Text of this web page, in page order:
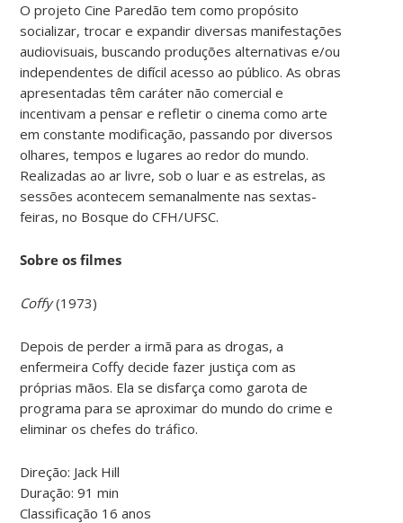
O projeto Cine Paredão tem como propósito
socializar, trocar e expandir diversas manifestações
audiovisuais, buscando produções alternativas e/ou
independentes de difícil acesso ao público. As obras
apresentadas têm caráter não comercial e
incentivam a pensar e refletir o cinema como arte
em constante modificação, passando por diversos
olhares, tempos e lugares ao redor do mundo.
Realizadas ao ar livre, sob o luar e as estrelas, as
sessões acontecem semanalmente nas sextas-
feiras, no Bosque do CFH/UFSC.
Sobre os filmes
Coffy(1973)
Depois de perder a irmã para as drogas, a
enfermeira Coffy decide fazer justiça com as
próprias mãos. Ela se disfarça como garota de
programa para se aproximar do mundo do crime e
eliminar os chefes do tráfico.
Direção: Jack Hill
Duração: 91 min
Classificação 16 anos